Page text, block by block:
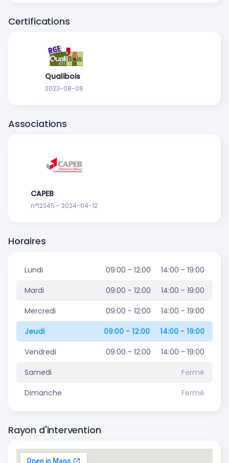
Certifications
Qualibois
2023-08-08
Associations
CAPEB
n°12345 - 2024-04-12
Horaires
Lundi 09:00 - 12:00
14:00 - 19:00
Mardi
09:00 - 12:00
14:00 - 19:00
Mercredi
09:00 - 12:00
14:00 - 19:00
Jeudi
09:00 - 12:00
14:00 - 19:00
Vendredi
09:00 - 12:00
14:00 - 19:00
Samedi
Fermé
Dimanche
Fermé
Rayon d'intervention